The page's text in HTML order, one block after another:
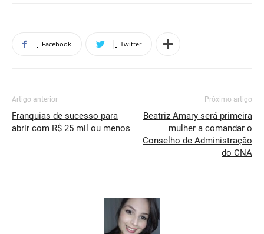
Facebook Twitter
Artigo anterior
Franquias de sucesso para
abrir com R$ 25 mil ou menos
Próximo artigo
Beatriz Amary será primeira
mulher a comandar o
Conselho de Administração
do CNA